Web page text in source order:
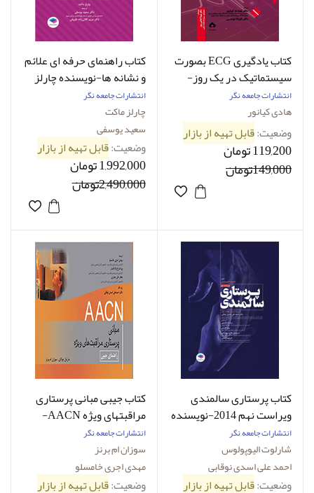
کتاب یادگیری ECG بصورت
سیستماتیک در یک روز-
نویسنده دکتر هادی کیانور
انتشارات جامعه نگر
هادی کیانور
وضعیت:قابل تهیه از بازار
119,200 تومان
149,000تومان
کتاب راهنمای حرفه ای علائم
و نشانه ها-نویسنده چارلز
ماکت-مترجم دکتر سعید
یوسفی
انتشارات جامعه نگر
چارلز ماکت
سعید یوسفی
وضعیت:قابل تهیه از بازار
1,992,000 تومان
2,490,000تومان
کتاب پرستاری سالمندی
ویراست نهم 2014-نویسنده
شارلوت الیوپولوس-مترجم
دکتر احمدعلی اسدی نوقابی
انتشارات جامعه نگر
شارلوت الیوپولوس
احمد علی اسدی نوقابی
وضعیت:قابل تهیه از بازار
کتاب جیبی مبانی پرستاری
مراقبتهای ویژه AACN-
نویسنده سوزان ام برنز
انتشارات جامعه نگر
سوزان ام برنز
مهدی اجری خامسلو
وضعیت:قابل تهیه از بازار